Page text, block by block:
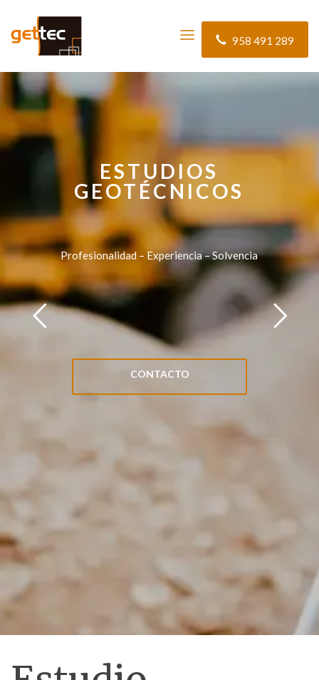
958 491 289
ESTUDIOS
GEOTÉCNICOS
Profesionalidad – Experiencia – Solvencia
CONTACTO